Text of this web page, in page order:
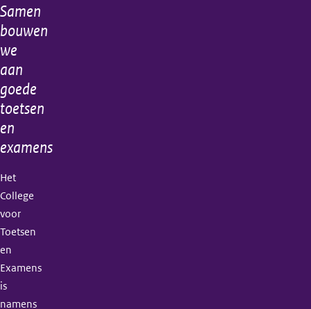
Algemene
informatie
Samen
bouwen
we
aan
goede
toetsen
en
examens
Het
College
voor
Toetsen
en
Examens
is
namens